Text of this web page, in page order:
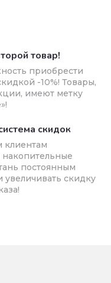
товар!
приобрести
-10%! Товары,
имеют метку
скидок
клиентам
накопительные
постоянным
увеличивать скидку